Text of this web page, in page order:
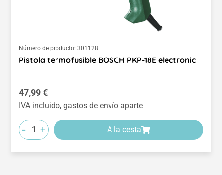
Número de producto: 301128
Pistola termofusible BOSCH PKP-18E electronic
Precio normal:
47,99 €
IVA incluido, gastos de envío aparte
- + A la cesta